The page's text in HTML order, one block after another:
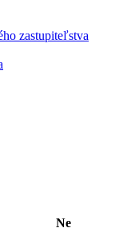
zastupiteľstva
Ne